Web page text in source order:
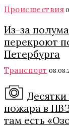
Происшествия
Из-за
перекроют
Петербурга
Транспорт
пожара в
там есть